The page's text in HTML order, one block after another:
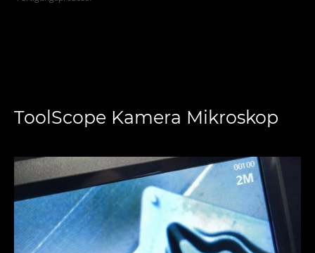
ToolScope Kamera Mikroskop